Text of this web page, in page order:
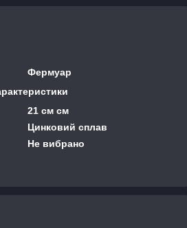
Фермуар
21 см см
Цинковий сплав
Не вибрано